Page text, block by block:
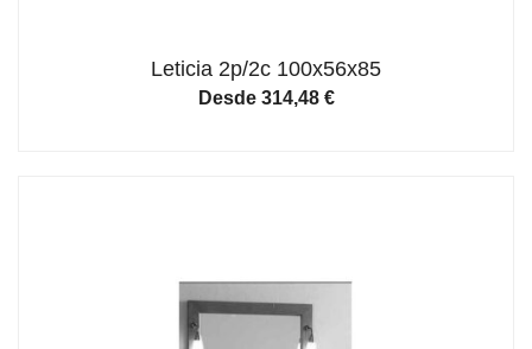
Leticia 2p/2c 100x56x85
Desde 314,48 €